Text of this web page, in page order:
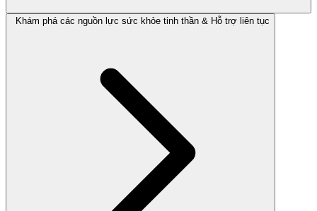
Khám phá các nguồn lực sức khỏe tinh thần & Hỗ trợ liên tục